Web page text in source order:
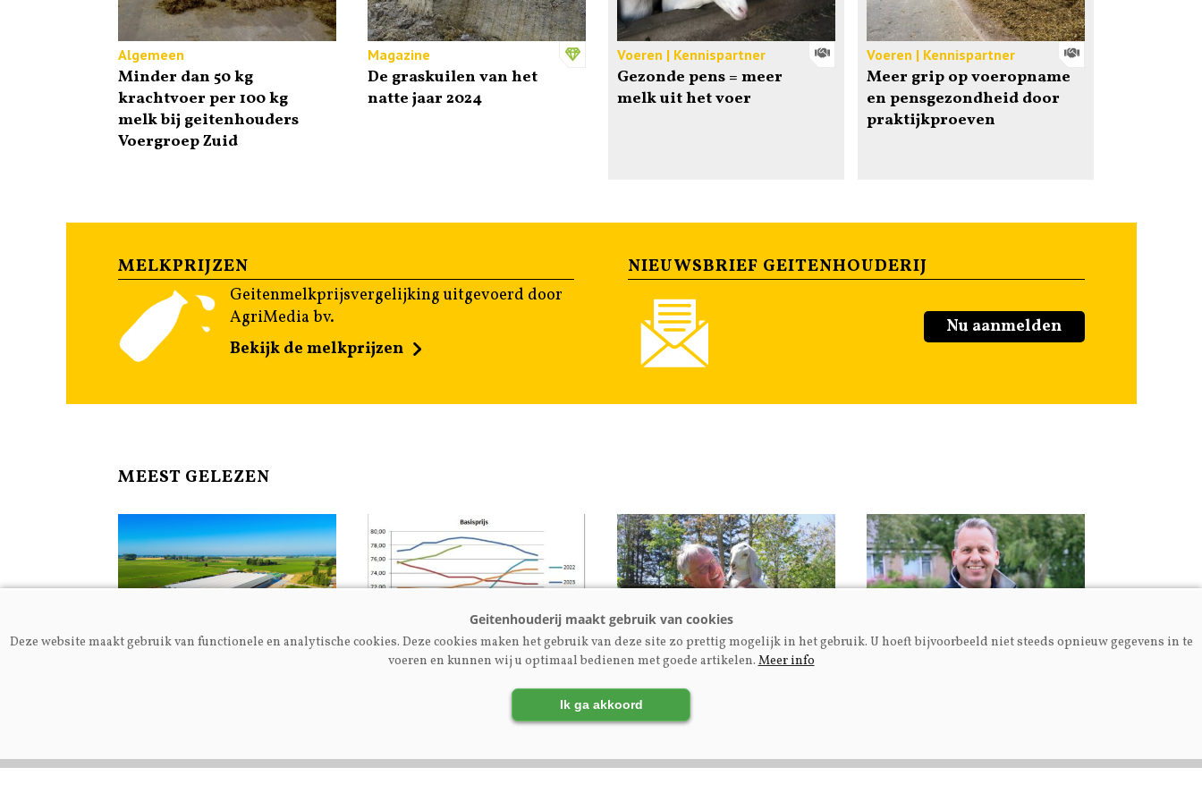
Algemeen
Minder dan 50 kg
krachtvoer per 100 kg
melk bij geitenhouders
Voergroep Zuid
Magazine
De graskuilen van het
natte jaar 2024
Voeren | Kennispartner
Gezonde pens = meer
melk uit het voer
Voeren | Kennispartner
Meer grip op voeropname
en pensgezondheid door
praktijkproeven
MELKPRIJZEN
Geitenmelkprijsvergelijking uitgevoerd door
AgriMedia bv.
Bekijk de melkprijzen
NIEUWSBRIEF GEITENHOUDERIJ
Nu aanmelden
MEEST GELEZEN
voor publiek
Geitenmelkprijzen mei
Fokkerij | Premium
Ex-NOG-bestuurslid Engel
Kupers: ‘Maak
dienstverlenend aan
Deze website maakt gebruik van functionele en analytische cookies. Deze cookies maken het gebruik van deze site zo prettig mogelijk in het gebruik. U hoeft bijvoorbeeld niet steeds opnieuw gegevens in te
voeren en kunnen wij u optimaal bedienen met goede artikelen.Meer info
Ik ga akkoord